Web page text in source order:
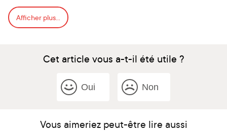
Gary et al. Williams Obstetrics. 24th edition. New York:
McGraw-Hill Education, 2014..Pages 377, 378, 379, 385,
387
V, Querleu D. Survival analysis of fertility after ectopic
10.1016/s0015-0282(00)01761-1. PMID: 11239542.
American Society for Reproductive Medicine. Fact Sheet:
https://www.reproductivefacts.org/news-and-
publications/patient-fact-sheets-and-
Afficher plus...
Cet article vous a-t-il été utile ?
Oui Non
Vous aimeriez peut-être lire aussi